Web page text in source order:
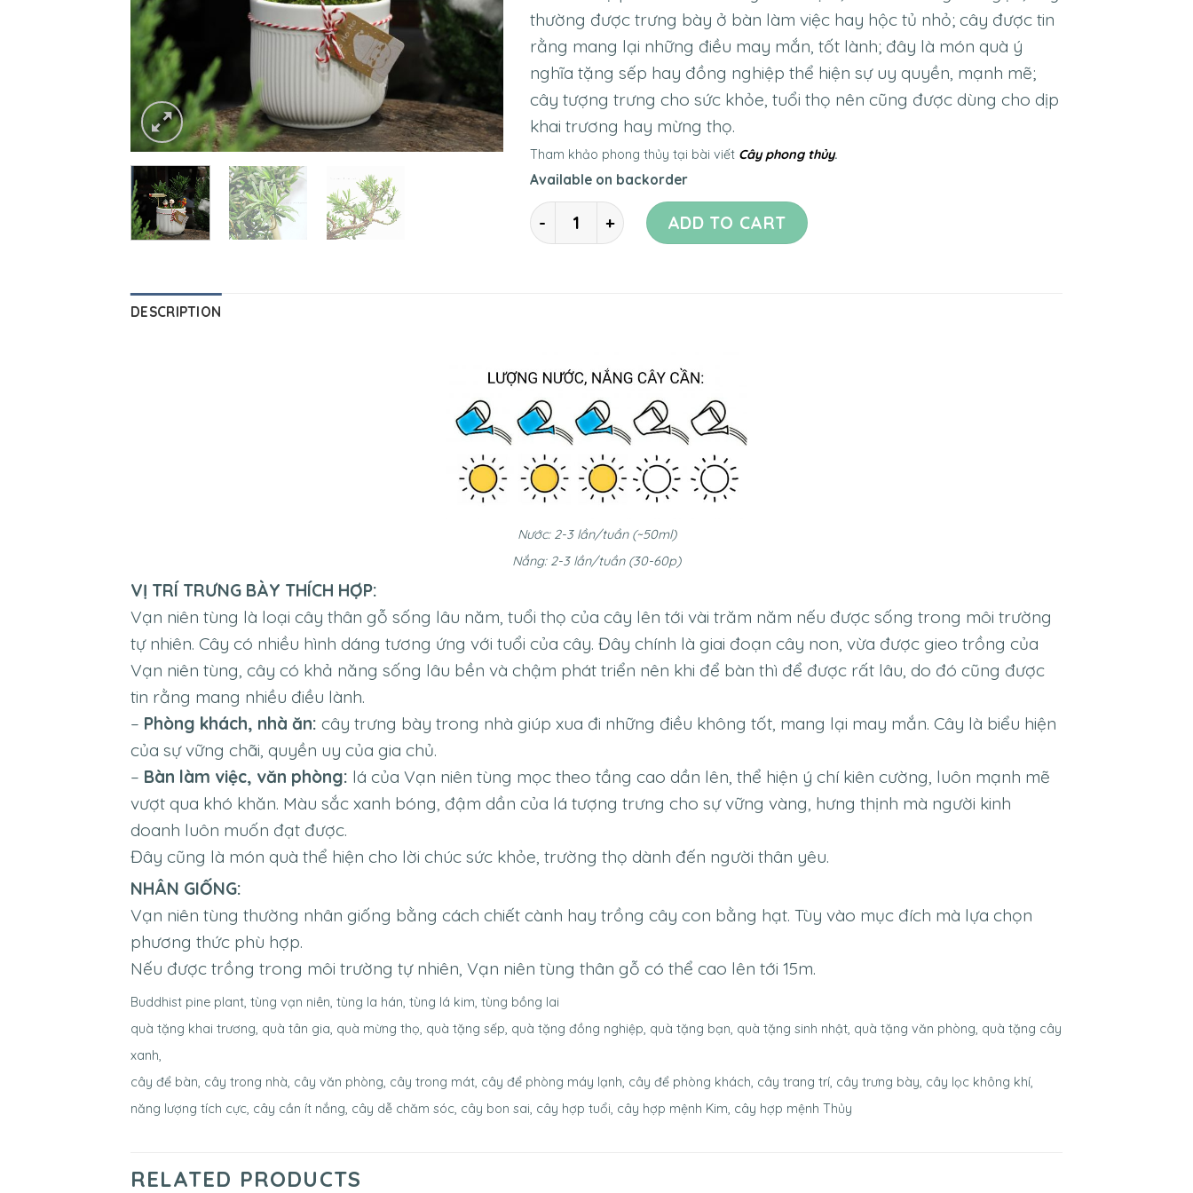
thường được trưng bày ở bàn làm việc hay hộc tủ nhỏ; cây được tin
rằng mang lại những điều may mắn, tốt lành; đây là món quà ý
nghĩa tặng sếp hay đồng nghiệp thể hiện sự uy quyền, mạnh mẽ;
cây tượng trưng cho sức khỏe, tuổi thọ nên cũng được dùng cho dịp
khai trương hay mừng thọ.
Tham khảo phong thủy tại bài viết Cây phong thủy.
Available on backorder
Quantity ADD TO CART
DESCRIPTION
Nước: 2-3 lần/tuần (~50ml)
Nắng: 2-3 lần/tuần (30-60p)
VỊ TRÍ TRƯNG BÀY THÍCH HỢP:
Vạn niên tùng là loại cây thân gỗ sống lâu năm, tuổi thọ của cây lên tới vài trăm năm nếu được sống trong môi trường
tự nhiên. Cây có nhiều hình dáng tương ứng với tuổi của cây. Đây chính là giai đoạn cây non, vừa được gieo trồng của
Vạn niên tùng, cây có khả năng sống lâu bền và chậm phát triển nên khi để bàn thì để được rất lâu, do đó cũng được
tin rằng mang nhiều điều lành.
– Phòng khách, nhà ăn: cây trưng bày trong nhà giúp xua đi những điều không tốt, mang lại may mắn. Cây là biểu hiện
của sự vững chãi, quyền uy của gia chủ.
– Bàn làm việc, văn phòng: lá của Vạn niên tùng mọc theo tầng cao dần lên, thể hiện ý chí kiên cường, luôn mạnh mẽ
vượt qua khó khăn. Màu sắc xanh bóng, đậm dần của lá tượng trưng cho sự vững vàng, hưng thịnh mà người kinh
doanh luôn muốn đạt được.
Đây cũng là món quà thể hiện cho lời chúc sức khỏe, trường thọ dành đến người thân yêu.
NHÂN GIỐNG:
Vạn niên tùng thường nhân giống bằng cách chiết cành hay trồng cây con bằng hạt. Tùy vào mục đích mà lựa chọn
phương thức phù hợp.
Nếu được trồng trong môi trường tự nhiên, Vạn niên tùng thân gỗ có thể cao lên tới 15m.
Buddhist pine plant, tùng vạn niên, tùng la hán, tùng lá kim, tùng bồng lai
quà tặng khai trương, quà tân gia, quà mừng thọ, quà tặng sếp, quà tặng đồng nghiệp, quà tặng bạn, quà tặng sinh nhật, quà tặng văn phòng, quà tặng cây
xanh,
cây để bàn, cây trong nhà, cây văn phòng, cây trong mát, cây để phòng máy lạnh, cây để phòng khách, cây trang trí, cây trưng bày, cây lọc không khí,
năng lượng tích cực, cây cần ít nắng, cây dễ chăm sóc, cây bon sai, cây hợp tuổi, cây hợp mệnh Kim, cây hợp mệnh Thủy
RELATED PRODUCTS